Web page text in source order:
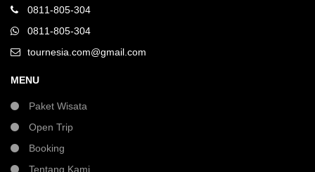
0811-805-304
0811-805-304
tournesia.com@gmail.com
MENU
Paket Wisata
Open Trip
Booking
Tentang Kami